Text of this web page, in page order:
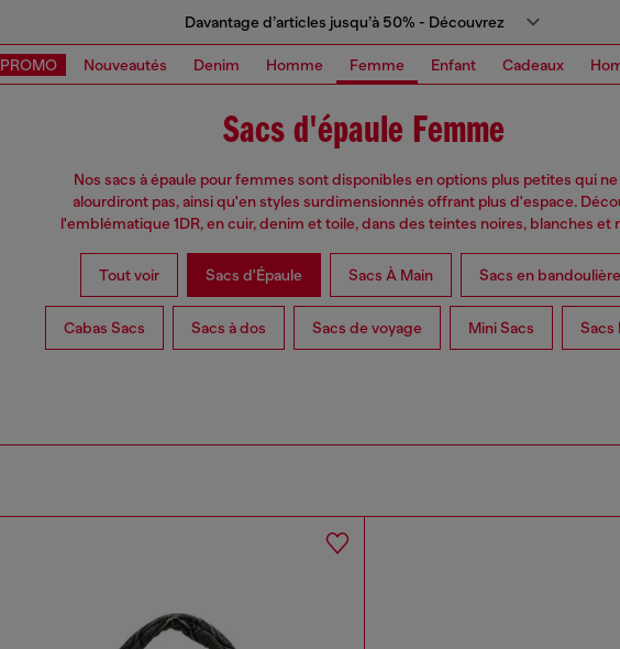
Davantage d’articles jusqu’à 50% - Découvrez
PROMO Nouveautés Denim Homme Femme Enfant Cadeaux
Sacs d'épaule Femme
Nos sacs à épaule pour femmes sont disponibles en options plus petites qui ne
alourdiront pas, ainsi qu'en styles surdimensionnés offrant plus d'espace.
l'emblématique 1DR, en cuir, denim et toile, dans des teintes noires, blanches et
Tout voir Sacs d'Épaule Sacs À Main Sacs en bandoulière
Cabas Sacs Sacs à dos Sacs de voyage Mini Sacs Sacs